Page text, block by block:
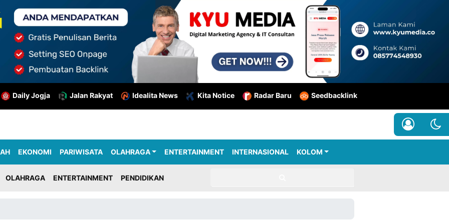
Daily Jogja Jalan Rakyat Idealita News Kita Notice Radar Baru Seedbacklink
EKONOMI PARIWISATA OLAHRAGA ENTERTAINMENT INTERNASIONAL KOLOM
OLAHRAGA ENTERTAINMENT PENDIDIKAN